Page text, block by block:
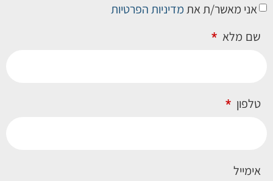
אני מאשר/ת אתמדיניות הפרטיות
שם מלא
טלפון
אימייל